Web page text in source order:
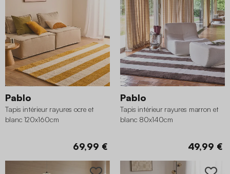
Pablo
Tapis intérieur rayures ocre et
blanc 120x160cm
69,99 €
Pablo
Tapis intérieur rayures marron et
blanc 80x140cm
49,99 €